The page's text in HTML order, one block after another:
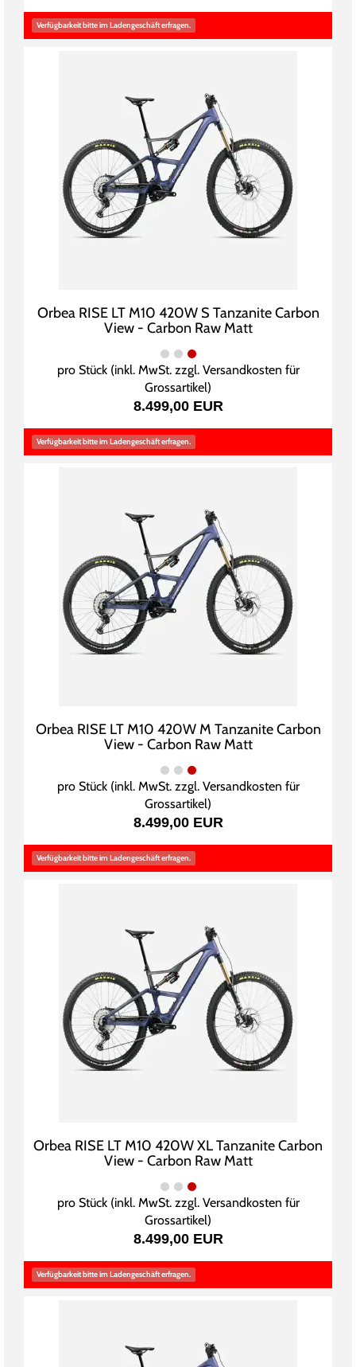
Verfügbarkeit bitte im Ladengeschäft erfragen.
Orbea RISE LT M10 420W S Tanzanite Carbon
View - Carbon Raw Matt
pro Stück (inkl. MwSt. zzgl. Versandkosten für
Grossartikel)
8.499,00 EUR
Verfügbarkeit bitte im Ladengeschäft erfragen.
Orbea RISE LT M10 420W M Tanzanite Carbon
View - Carbon Raw Matt
pro Stück (inkl. MwSt. zzgl. Versandkosten für
Grossartikel)
8.499,00 EUR
Verfügbarkeit bitte im Ladengeschäft erfragen.
Orbea RISE LT M10 420W XL Tanzanite Carbon
View - Carbon Raw Matt
pro Stück (inkl. MwSt. zzgl. Versandkosten für
Grossartikel)
8.499,00 EUR
Verfügbarkeit bitte im Ladengeschäft erfragen.